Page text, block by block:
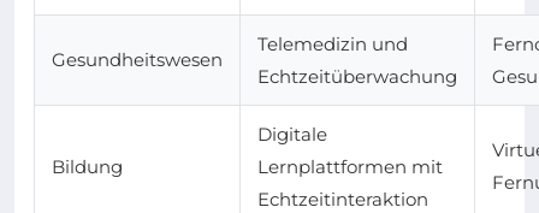
Gesundheitswesen
Telemedizin und
Echtzeitüberwachung
Bildung
Digitale
Lernplattformen mit
Echtzeitinteraktion